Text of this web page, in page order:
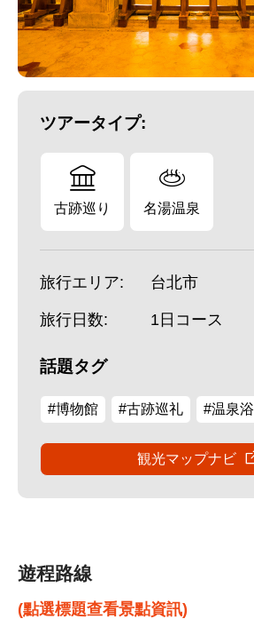
ツアータイプ:
古跡巡り 名湯温泉
旅行エリア: 台北市
旅行日数: 1日コース
話題タグ
#博物館 #古跡巡礼 #温泉浴
観光マップナビ
遊程路線
(點選標題查看景點資訊)